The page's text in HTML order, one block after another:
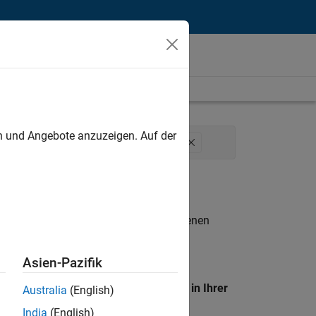
Marketing Services
. Wenn Sie noch immer keine offenen
unseres
Standort, um alle Stellenangebote in Ihrer
Angebote anzuzeigen. Auf der
Asien-Pazifik
Australia (English)
India (English)